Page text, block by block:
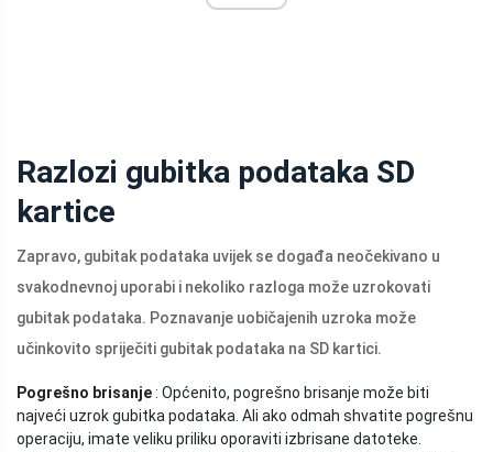
Razlozi gubitka podataka SD
kartice
Zapravo, gubitak podataka uvijek se događa neočekivano u
svakodnevnoj uporabi i nekoliko razloga može uzrokovati
gubitak podataka. Poznavanje uobičajenih uzroka može
učinkovito spriječiti gubitak podataka na SD kartici.
Pogrešno brisanje: Općenito, pogrešno brisanje može biti
najveći uzrok gubitka podataka. Ali ako odmah shvatite pogrešnu
operaciju, imate veliku priliku oporaviti izbrisane datoteke.